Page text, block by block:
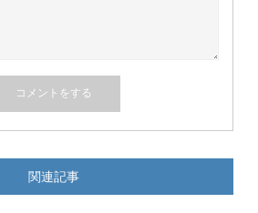
関連記事